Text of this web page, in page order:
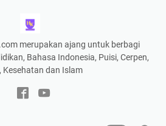
merupakan ajang untuk berbagi
Bahasa Indonesia, Puisi, Cerpen,
Kesehatan dan Islam